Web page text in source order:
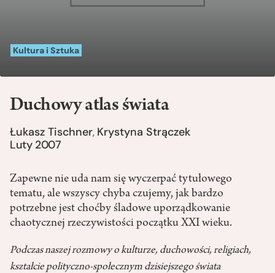
Kultura i Sztuka
Duchowy atlas świata
Łukasz Tischner, Krystyna Strączek
Luty 2007
Zapewne nie uda nam się wyczerpać tytułowego
tematu, ale wszyscy chyba czujemy, jak bardzo
potrzebne jest choćby śladowe uporządkowanie
chaotycznej rzeczywistości początku XXI wieku.
Podczas naszej rozmowy o kulturze, duchowości, religiach,
kształcie polityczno-społecznym dzisiejszego świata